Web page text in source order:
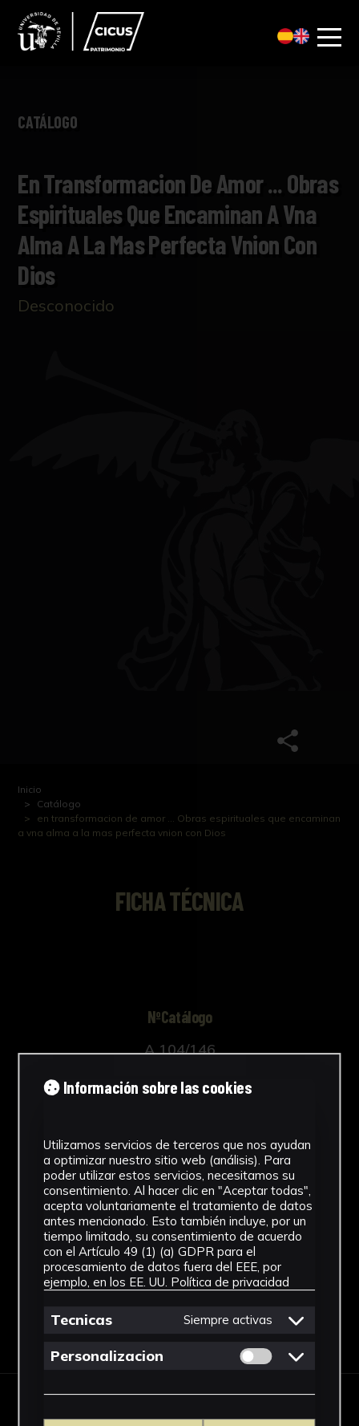
CATÁLOGO
En Transformacion De Amor ... Obras
Espirituales Que Encaminan A Vna
Alma A La Mas Perfecta Vnion Con
Dios
Desconocido
Inicio
Catálogo
en transformacion de amor ... Obras espirituales que encaminan
a vna alma a la mas perfecta vnion con Dios
FICHA TÉCNICA
NºCatálogo
A 104/146
Autor/es
Cronología
SF
Fondo
Sin fondo
Descargar Ficha
Información sobre las cookies
Utilizamos servicios de terceros que nos ayudan
a optimizar nuestro sitio web (análisis). Para
poder utilizar estos servicios, necesitamos su
consentimiento. Al hacer clic en "Aceptar todas",
acepta voluntariamente el tratamiento de datos
antes mencionado. Esto también incluye, por un
tiempo limitado, su consentimiento de acuerdo
con el Artículo 49 (1) (a) GDPR para el
procesamiento de datos fuera del EEE, por
ejemplo, en los EE. UU. Política de privacidad
Tecnicas Siempre activas
Personalizacion Permitir cookies